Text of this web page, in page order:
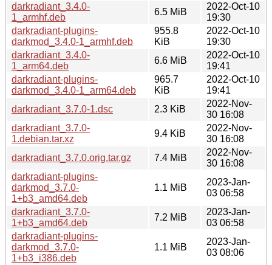
darkradiant_3.4.0-
1_armhf.deb
6.5 MiB
2022-Oct-10
19:30
darkradiant-plugins-
darkmod_3.4.0-1_armhf.deb
955.8
KiB
2022-Oct-10
19:30
darkradiant_3.4.0-
1_arm64.deb
6.6 MiB
2022-Oct-10
19:41
darkradiant-plugins-
darkmod_3.4.0-1_arm64.deb
965.7
KiB
2022-Oct-10
19:41
darkradiant_3.7.0-1.dsc
2.3 KiB
2022-Nov-
30 16:08
darkradiant_3.7.0-
1.debian.tar.xz
9.4 KiB
2022-Nov-
30 16:08
darkradiant_3.7.0.orig.tar.gz
7.4 MiB
2022-Nov-
30 16:08
darkradiant-plugins-
darkmod_3.7.0-
1+b3_amd64.deb
1.1 MiB
2023-Jan-
03 06:58
darkradiant_3.7.0-
1+b3_amd64.deb
7.2 MiB
2023-Jan-
03 06:58
darkradiant-plugins-
darkmod_3.7.0-
1+b3_i386.deb
1.1 MiB
2023-Jan-
03 08:06